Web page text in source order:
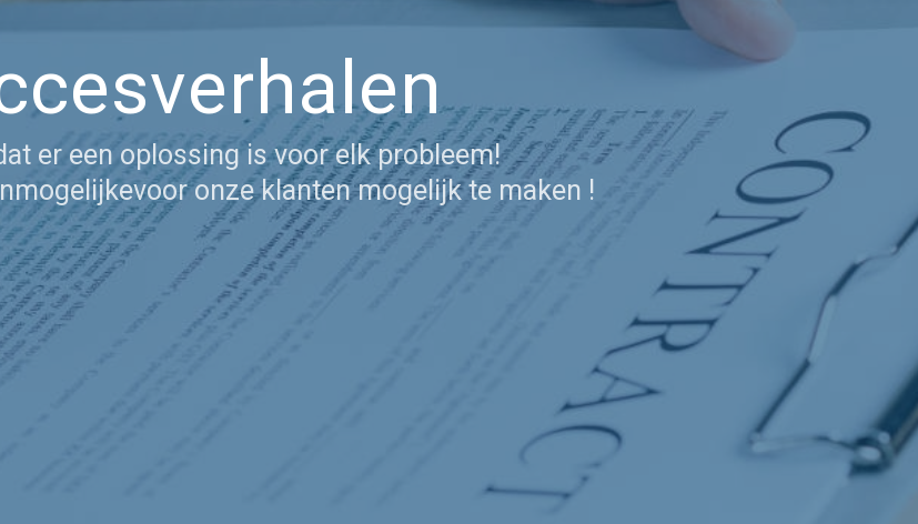
er een oplossing is voor elk probleem!
onze klanten mogelijk te maken !